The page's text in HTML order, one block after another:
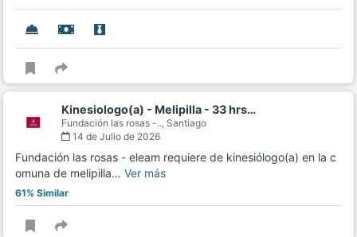
Kinesiologo(a) - Melipilla - 33 hrs…
Fundación las rosas -.., Santiago
14 de Julio de 2026
Fundación las rosas - eleam requiere de kinesiólogo(a) en la c
omuna de melipilla… Ver más
61% Similar